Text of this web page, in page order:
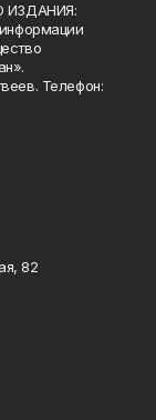
ИЗДАНИЯ:
Телефон:
82